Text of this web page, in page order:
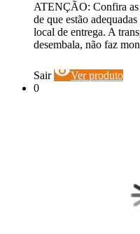
ATENÇÃO: Confira as
de que estão
local de entrega. A
desembala, não faz
Sair visibilityVer produto
0